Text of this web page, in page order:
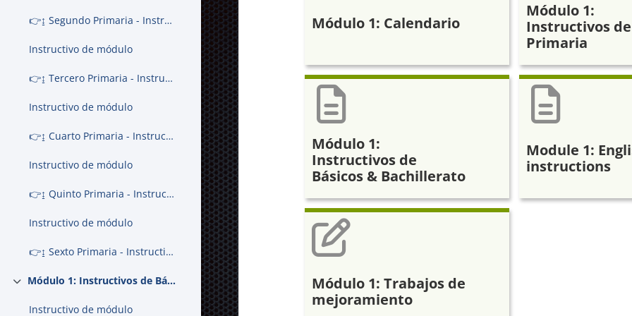
👉↨ Segundo Primaria - Instructivo de módulo 1
Instructivo de módulo
👉↨ Tercero Primaria - Instructivo de módulo 1
Instructivo de módulo
👉↨ Cuarto Primaria - Instructivo de módulo 1
Instructivo de módulo
👉↨ Quinto Primaria - Instructivo de módulo 1
Instructivo de módulo
👉↨ Sexto Primaria - Instructivo de módulo 1
Colapsar
Módulo 1: Instructivos de Básicos & Bachillerato
Instructivo de módulo
Módulo 1: Calendario
Módulo 1:
Instructivos de
Primaria
Módulo 1:
Instructivos de
Básicos & Bachillerato
Module 1:
instructions
Módulo 1: Trabajos de
mejoramiento